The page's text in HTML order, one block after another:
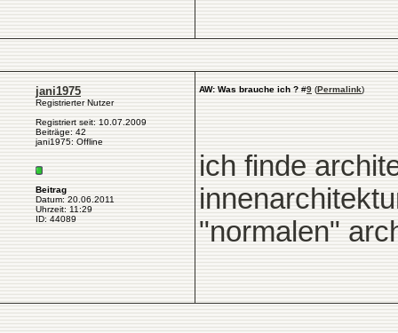
jani1975
Registrierter Nutzer
Registriert seit: 10.07.2009
Beiträge: 42
jani1975: Offline
Beitrag
Datum: 20.06.2011
Uhrzeit: 11:29
ID: 44089
AW: Was brauche ich ? #9 (Permalink)
ich finde
"normalen"